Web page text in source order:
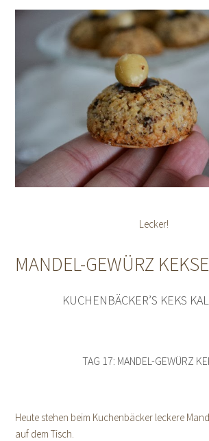
Lecker!
MANDEL-GEWÜRZ KEKSE
KUCHENBÄCKER’S KEKS
TAG 17: MANDEL-GEWÜRZ
Heute stehen beim Kuchenbäcker leckere
auf dem Tisch.